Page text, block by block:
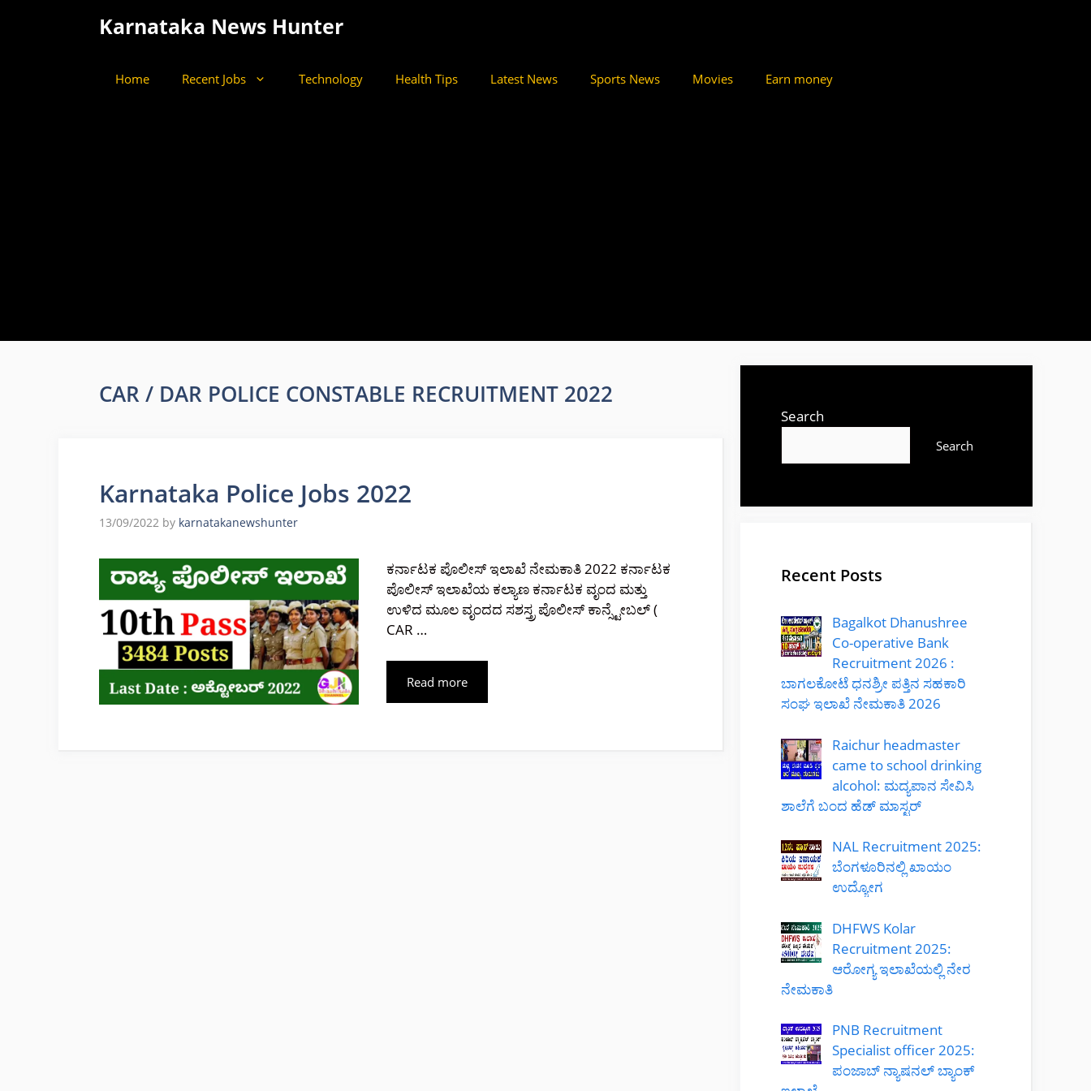
Karnataka News Hunter
Home Recent Jobs Technology Health Tips Latest News Sports News Movies Earn money
CAR / DAR POLICE CONSTABLE RECRUITMENT 2022
Karnataka Police Jobs 2022
13/09/2022 by karnatakanewshunter
ಕರ್ನಾಟಕ ಪೊಲೀಸ್ ಇಲಾಖೆ ನೇಮಕಾತಿ 2022 ಕರ್ನಾಟಕ
ಪೊಲೀಸ್ ಇಲಾಖೆಯ ಕಲ್ಯಾಣ ಕರ್ನಾಟಕ ವೃಂದ ಮತ್ತು
ಉಳಿದ ಮೂಲ ವೃಂದದ ಸಶಸ್ತ್ರ ಪೊಲೀಸ್ ಕಾನ್ಸ್ಟೇಬಲ್ (
CAR …
Read more
Search
Search
Recent Posts
Bagalkot Dhanushree
Co-operative Bank
Recruitment 2026 :
ಬಾಗಲಕೋಟೆ ಧನಶ್ರೀ ಪತ್ತಿನ ಸಹಕಾರಿ
ಸಂಘ ಇಲಾಖೆ ನೇಮಕಾತಿ 2026
Raichur headmaster
came to school drinking
alcohol: ಮದ್ಯಪಾನ ಸೇವಿಸಿ
ಶಾಲೆಗೆ ಬಂದ ಹೆಡ್ ಮಾಸ್ಟರ್
NAL Recruitment 2025:
ಬೆಂಗಳೂರಿನಲ್ಲಿ ಖಾಯಂ
ಉದ್ಯೋಗ
DHFWS Kolar
Recruitment 2025:
ಆರೋಗ್ಯ ಇಲಾಖೆಯಲ್ಲಿ ನೇರ
ನೇಮಕಾತಿ
PNB Recruitment
Specialist officer 2025:
ಪಂಜಾಬ್ ನ್ಯಾಷನಲ್ ಬ್ಯಾಂಕ್